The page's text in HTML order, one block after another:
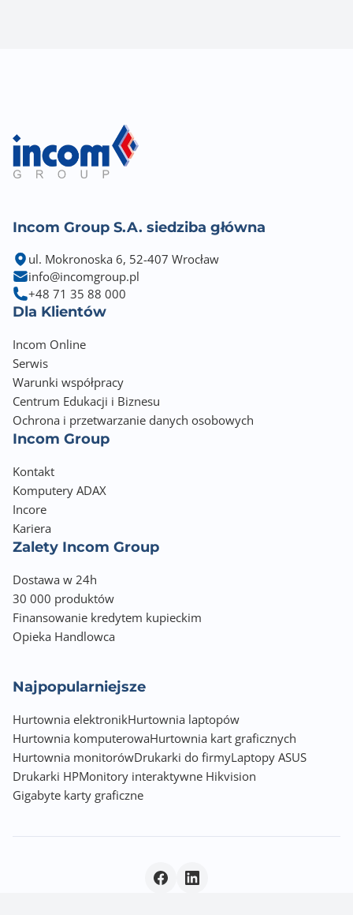
Incom Group S.A. siedziba główna
ul. Mokronoska 6, 52-407 Wrocław
info@incomgroup.pl
+48 71 35 88 000
Dla Klientów
Incom Online
Serwis
Warunki współpracy
Centrum Edukacji i Biznesu
Ochrona i przetwarzanie danych osobowych
Incom Group
Kontakt
Komputery ADAX
Incore
Kariera
Zalety Incom Group
Dostawa w 24h
30 000 produktów
Finansowanie kredytem kupieckim
Opieka Handlowca
Najpopularniejsze
Hurtownia elektronikHurtownia laptopów
Hurtownia komputerowaHurtownia kart graficznych
Hurtownia monitorówDrukarki do firmyLaptopy ASUS
Drukarki HPMonitory interaktywne Hikvision
Gigabyte karty graficzne